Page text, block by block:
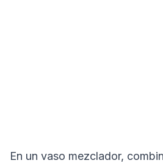
En un vaso mezclador,